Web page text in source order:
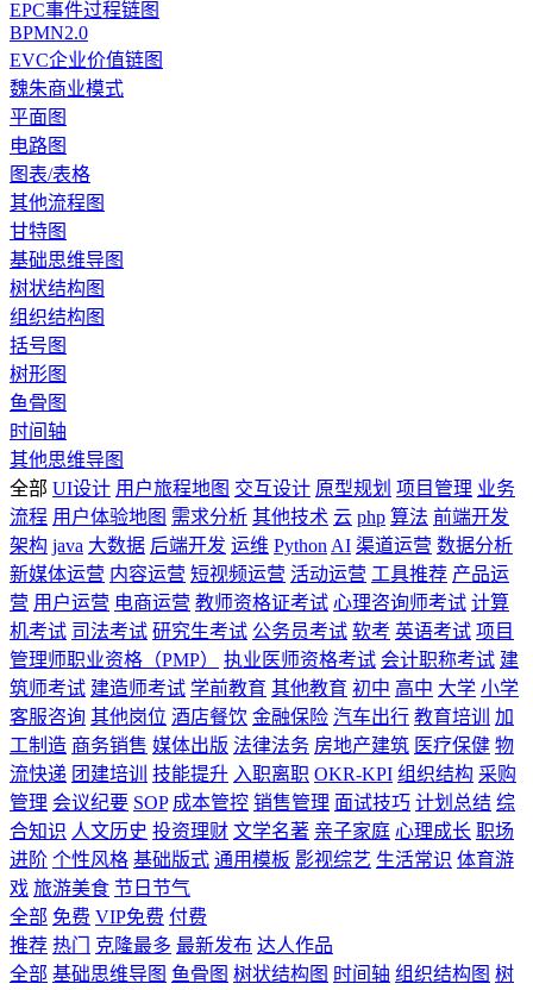
EPC事件过程链图
BPMN2.0
EVC企业价值链图
魏朱商业模式
平面图
电路图
图表/表格
其他流程图
甘特图
基础思维导图
树状结构图
组织结构图
括号图
树形图
鱼骨图
时间轴
其他思维导图
全部 UI设计 用户旅程地图 交互设计 原型规划 项目管理 业务
流程 用户体验地图 需求分析 其他技术 云 php 算法 前端开发
架构 java 大数据 后端开发 运维 Python AI 渠道运营 数据分析
新媒体运营 内容运营 短视频运营 活动运营 工具推荐 产品运
营 用户运营 电商运营 教师资格证考试 心理咨询师考试 计算
机考试 司法考试 研究生考试 公务员考试 软考 英语考试 项目
管理师职业资格（PMP）
执业医师资格考试 会计职称考试 建
筑师考试 建造师考试 学前教育 其他教育 初中 高中 大学 小学
客服咨询 其他岗位 酒店餐饮 金融保险 汽车出行 教育培训
加
工制造 商务销售 媒体出版 法律法务 房地产建筑 医疗保健 物
流快递 团建培训 技能提升 入职离职 OKR-KPI 组织结构 采购
管理 会议纪要 SOP 成本管控 销售管理 面试技巧 计划总结 综
合知识 人文历史 投资理财 文学名著 亲子家庭 心理成长 职场
进阶 个性风格 基础版式 通用模板 影视综艺 生活常识 体育游
戏 旅游美食 节日节气
全部 免费 VIP免费 付费
推荐 热门 克隆最多 最新发布 达人作品
全部 基础思维导图 鱼骨图 树状结构图 时间轴 组织结构图 树